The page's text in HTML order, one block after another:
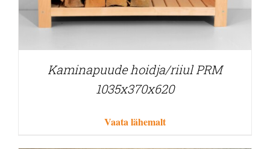
Kaminapuude hoidja/riiul PRM
1035x370x620
Vaata lähemalt